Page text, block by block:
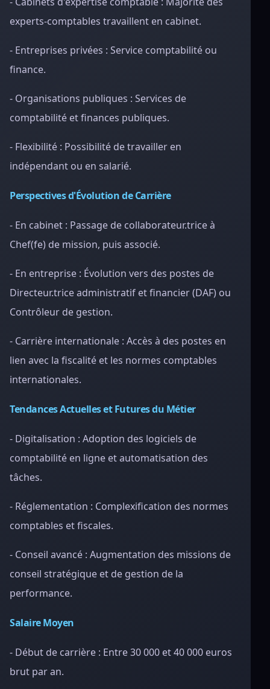
experts-comptables travaillent en cabinet.
- Entreprises privées : Service comptabilité ou
finance.
- Organisations publiques : Services de
comptabilité et finances publiques.
- Flexibilité : Possibilité de travailler en
indépendant ou en salarié.
Perspectives d'Évolution de Carrière
- En cabinet : Passage de collaborateur.trice à
Chef(fe) de mission, puis associé.
- En entreprise : Évolution vers des postes de
Directeur.trice administratif et financier (DAF) ou
Contrôleur de gestion.
- Carrière internationale : Accès à des postes en
lien avec la fiscalité et les normes comptables
internationales.
Tendances Actuelles et Futures du Métier
- Digitalisation : Adoption des logiciels de
comptabilité en ligne et automatisation des
tâches.
- Réglementation : Complexification des normes
comptables et fiscales.
- Conseil avancé : Augmentation des missions de
conseil stratégique et de gestion de la
performance.
Salaire Moyen
- Début de carrière : Entre 30 000 et 40 000 euros
brut par an.